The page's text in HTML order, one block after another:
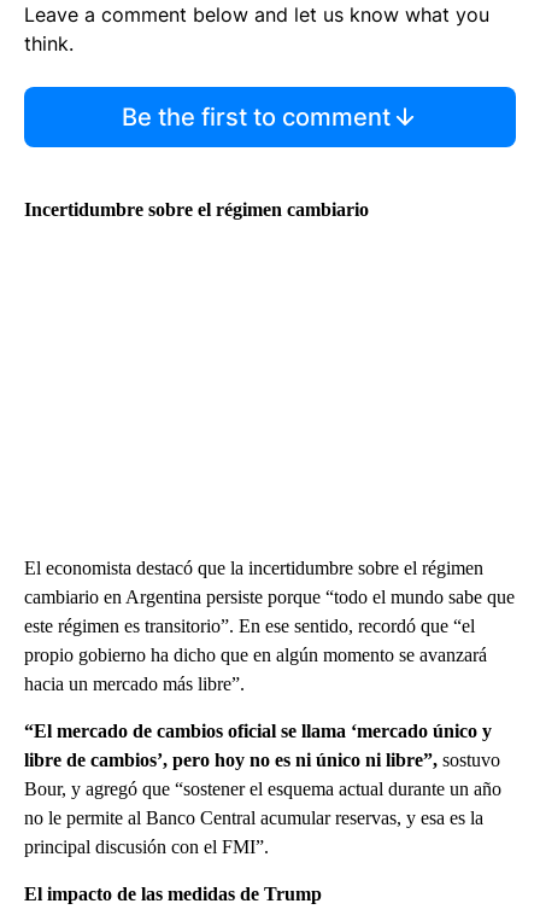
Leave a comment below and let us know what you
think.
Be the first to comment
Incertidumbre sobre el régimen cambiario
El economista destacó que la incertidumbre sobre el régimen
cambiario en Argentina persiste porque “todo el mundo sabe que
este régimen es transitorio”. En ese sentido, recordó que “el
propio gobierno ha dicho que en algún momento se avanzará
hacia un mercado más libre”.
“El mercado de cambios oficial se llama ‘mercado único y
libre de cambios’, pero hoy no es ni único ni libre”, sostuvo
Bour, y agregó que “sostener el esquema actual durante un año
no le permite al Banco Central acumular reservas, y esa es la
principal discusión con el FMI”.
El impacto de las medidas de Trump